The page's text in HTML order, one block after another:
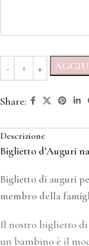
Share:
Descrizione
Biglietto d’Auguri
Biglietto di auguri
membro della
Il nostro biglietto di
un bambino è il